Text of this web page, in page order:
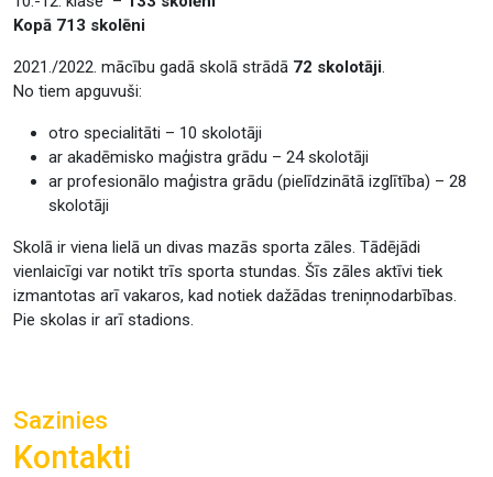
Kopā 713 skolēni
2021./2022. mācību gadā skolā strādā 72 skolotāji.
No tiem apguvuši:
otro specialitāti – 10 skolotāji
ar akadēmisko maģistra grādu – 24 skolotāji
ar profesionālo maģistra grādu (pielīdzinātā izglītība) – 28
skolotāji
Skolā ir viena lielā un divas mazās sporta zāles. Tādējādi
vienlaicīgi var notikt trīs sporta stundas. Šīs zāles aktīvi tiek
izmantotas arī vakaros, kad notiek dažādas treniņnodarbības.
Pie skolas ir arī stadions.
Sazinies
Kontakti